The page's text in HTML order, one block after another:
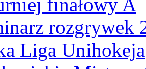
rozgrywek
Liga Unihokeja